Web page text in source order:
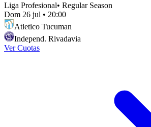
Liga Profesional• Regular Season
Dom 26 jul • 20:00
Atletico Tucuman
Independ. Rivadavia
Ver Cuotas